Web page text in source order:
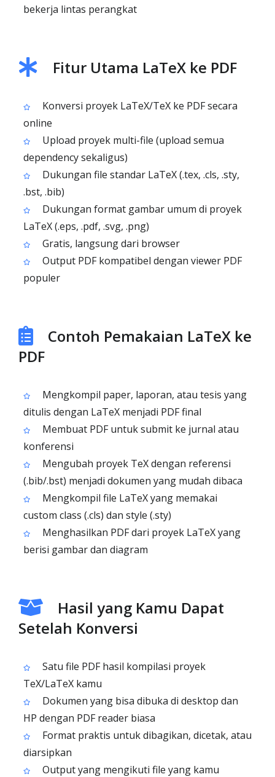
bekerja lintas perangkat
Fitur Utama LaTeX ke PDF
Konversi proyek LaTeX/TeX ke PDF secara
online
Upload proyek multi-file (upload semua
dependency sekaligus)
Dukungan file standar LaTeX (.tex, .cls, .sty,
.bst, .bib)
Dukungan format gambar umum di proyek
LaTeX (.eps, .pdf, .svg, .png)
Gratis, langsung dari browser
Output PDF kompatibel dengan viewer PDF
populer
Contoh Pemakaian LaTeX ke
PDF
Mengkompil paper, laporan, atau tesis yang
ditulis dengan LaTeX menjadi PDF final
Membuat PDF untuk submit ke jurnal atau
konferensi
Mengubah proyek TeX dengan referensi
(.bib/.bst) menjadi dokumen yang mudah dibaca
Mengkompil file LaTeX yang memakai
custom class (.cls) dan style (.sty)
Menghasilkan PDF dari proyek LaTeX yang
berisi gambar dan diagram
Hasil yang Kamu Dapat
Setelah Konversi
Satu file PDF hasil kompilasi proyek
TeX/LaTeX kamu
Dokumen yang bisa dibuka di desktop dan
HP dengan PDF reader biasa
Format praktis untuk dibagikan, dicetak, atau
diarsipkan
Output yang mengikuti file yang kamu